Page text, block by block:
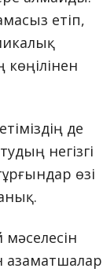
етіп,
де
негізгі
өзі
азаматшалар